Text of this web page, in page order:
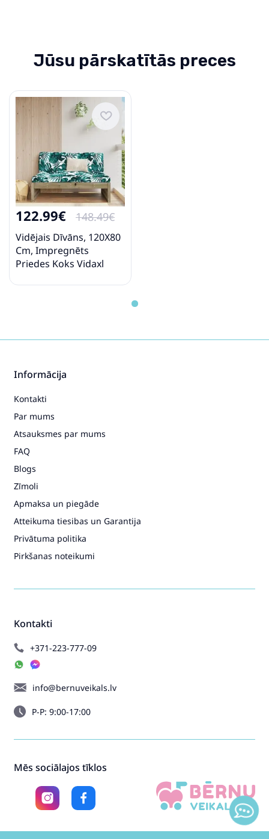
Jūsu pārskatītās preces
122.99€ 148.49€
Vidējais Dīvāns, 120X80
Cm, Impregnēts
Priedes Koks Vidaxl
Kontakti
+371-223-777-09
info@bernuveikals.lv
P-P: 9:00-17:00
Informācija
Kontakti
Par mums
Atsauksmes par mums
FAQ
Blogs
Zīmoli
Apmaksa un piegāde
Atteikuma tiesibas un Garantija
Privātuma politika
Pirkšanas noteikumi
Mēs sociālajos tīklos